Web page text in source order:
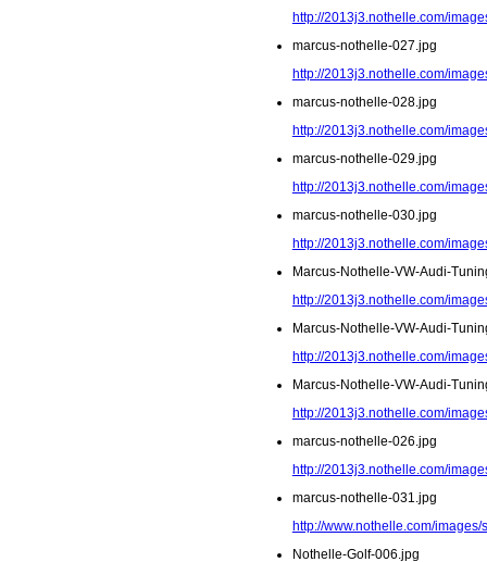
http://2013j3.nothelle.com/
marcus-nothelle-027.jpg
http://2013j3.nothelle.com/
marcus-nothelle-028.jpg
http://2013j3.nothelle.com/
marcus-nothelle-029.jpg
http://2013j3.nothelle.com/
marcus-nothelle-030.jpg
http://2013j3.nothelle.com/
Marcus-Nothelle-VW-Audi-
http://2013j3.nothelle.com/
Marcus-Nothelle-VW-Audi-
http://2013j3.nothelle.com/
Marcus-Nothelle-VW-Audi-
http://2013j3.nothelle.com/
marcus-nothelle-026.jpg
http://2013j3.nothelle.com/
marcus-nothelle-031.jpg
http://www.nothelle.com/
Nothelle-Golf-006.jpg